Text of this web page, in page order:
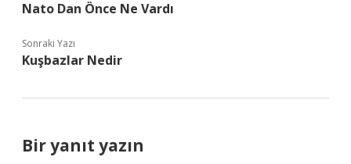
Nato Dan Önce Ne Vardı
Sonraki Yazı
Kuşbazlar Nedir
Bir yanıt yazın